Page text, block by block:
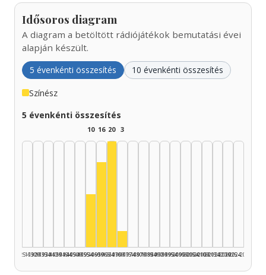
Idősoros diagram
A diagram a betöltött rádiójátékok bemutatási évei
alapján készült.
5 évenkénti összesítés 10 évenkénti összesítés
Színész
5 évenkénti összesítés
1925–1929
1930–1934
1935–1939
1940–1944
1945–1949
1950–1954
10
1955–1959
16
1960–1964
20
1965–1969
3
Színész, 1970–1974: 3
1970–1974
1975–1979
1980–1984
1985–1989
1990–1994
1995–1999
2000–2004
2005–2009
2010–2014
2015–2019
2020–2024
2025–2026